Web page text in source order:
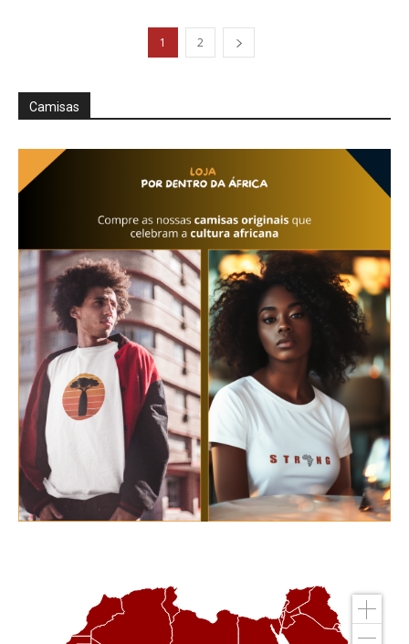
1 2
Camisas